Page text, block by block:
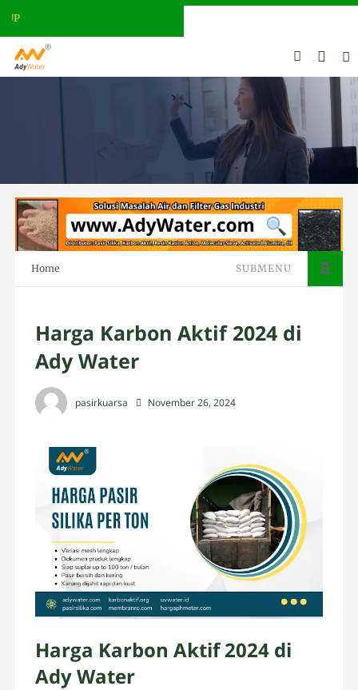
Home SUBMENU
Harga Karbon Aktif 2024 di
Ady Water
pasirkuarsa November 26, 2024
Harga Karbon Aktif 2024 di
Ady Water